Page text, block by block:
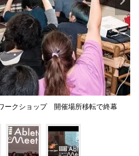
ークショップ 開催場所移転で終幕